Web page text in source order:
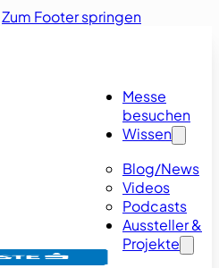
Zum Footer springen
Messe
besuchen
Wissen
Blog/News
Videos
Podcasts
Aussteller &
Projekte